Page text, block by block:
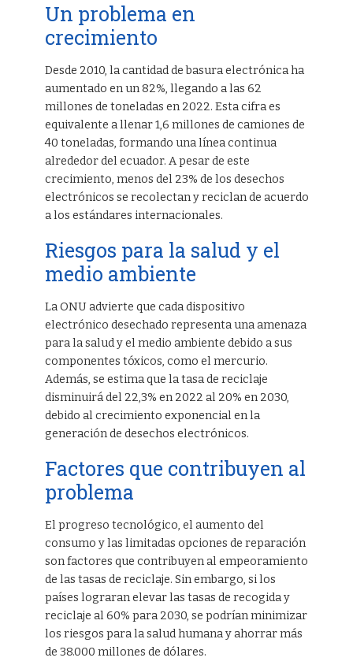
Un problema en
crecimiento
Desde 2010, la cantidad de basura electrónica ha
aumentado en un 82%, llegando a las 62
millones de toneladas en 2022. Esta cifra es
equivalente a llenar 1,6 millones de camiones de
40 toneladas, formando una línea continua
alrededor del ecuador. A pesar de este
crecimiento, menos del 23% de los desechos
electrónicos se recolectan y reciclan de acuerdo
a los estándares internacionales.
Riesgos para la salud y el
medio ambiente
La ONU advierte que cada dispositivo
electrónico desechado representa una amenaza
para la salud y el medio ambiente debido a sus
componentes tóxicos, como el mercurio.
Además, se estima que la tasa de reciclaje
disminuirá del 22,3% en 2022 al 20% en 2030,
debido al crecimiento exponencial en la
generación de desechos electrónicos.
Factores que contribuyen al
problema
El progreso tecnológico, el aumento del
consumo y las limitadas opciones de reparación
son factores que contribuyen al empeoramiento
de las tasas de reciclaje. Sin embargo, si los
países lograran elevar las tasas de recogida y
reciclaje al 60% para 2030, se podrían minimizar
los riesgos para la salud humana y ahorrar más
de 38.000 millones de dólares.